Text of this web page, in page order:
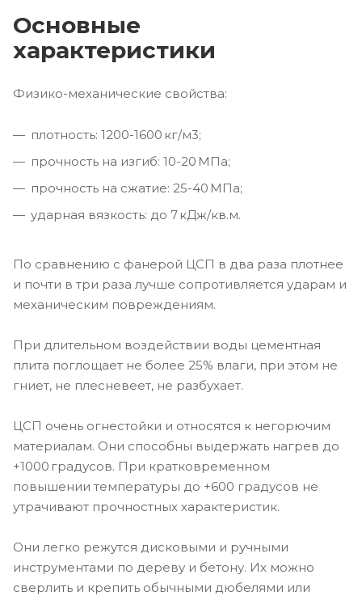
Основные
характеристики
Физико-механические свойства:
плотность: 1200-1600 кг/м3;
прочность на изгиб: 10-20 МПа;
прочность на сжатие: 25-40 МПа;
ударная вязкость: до 7 кДж/кв.м.
По сравнению с фанерой ЦСП в два раза плотнее
и почти в три раза лучше сопротивляется ударам и
механическим повреждениям.
При длительном воздействии воды цементная
плита поглощает не более 25% влаги, при этом не
гниет, не плесневеет, не разбухает.
ЦСП очень огнестойки и относятся к негорючим
материалам. Они способны выдержать нагрев до
+1000 градусов. При кратковременном
повышении температуры до +600 градусов не
утрачивают прочностных характеристик.
Они легко режутся дисковыми и ручными
инструментами по дереву и бетону. Их можно
сверлить и крепить обычными дюбелями или